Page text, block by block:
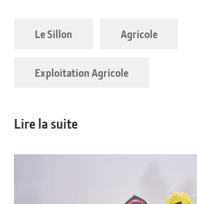
Le Sillon Agricole
Exploitation Agricole
Lire la suite